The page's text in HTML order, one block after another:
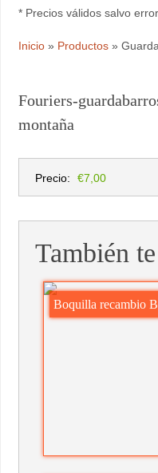
* Precios válidos salvo
Inicio» Productos»
Fouriers-
montaña
Precio: €7,00
También
Boquilla recambio